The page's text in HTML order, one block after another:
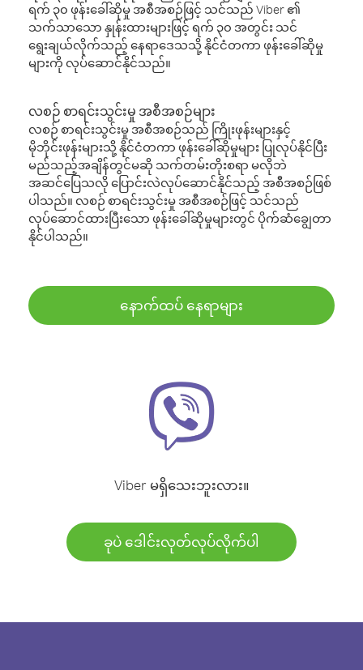
ရက် ၃၀ ဖုန်းခေါ်ဆိုမှု အစီအစဉ်ဖြင့် သင်သည် Viber ၏
သက်သာသော နှုန်းထားများဖြင့် ရက် ၃၀ အတွင်း သင်
ရွေးချယ်လိုက်သည့် နေရာဒေသသို့ နိုင်ငံတကာ ဖုန်းခေါ်ဆိုမှု
များကို လုပ်ဆောင်နိုင်သည်။
လစဉ် စာရင်းသွင်းမှု အစီအစဉ်များ
လစဉ် စာရင်းသွင်းမှု အစီအစဉ်သည် ကြိုးဖုန်းများနှင့်
မိုဘိုင်းဖုန်းများသို့ နိုင်ငံတကာ ဖုန်းခေါ်ဆိုမှုများ ပြုလုပ်နိုင်ပြီး
မည်သည့်အချိန်တွင်မဆို သက်တမ်းတိုးစရာ မလိုဘဲ
အဆင်ပြေသလို ပြောင်းလဲလုပ်ဆောင်နိုင်သည့် အစီအစဉ်ဖြစ်
ပါသည်။ လစဉ် စာရင်းသွင်းမှု အစီအစဉ်ဖြင့် သင်သည်
လုပ်ဆောင်ထားပြီးသော ဖုန်းခေါ်ဆိုမှုများတွင် ပိုက်ဆံချွေတာ
နိုင်ပါသည်။
နောက်ထပ် နေရာများ
Viber မရှိသေးဘူးလား။
ခုပဲ ဒေါင်းလုတ်လုပ်လိုက်ပါ